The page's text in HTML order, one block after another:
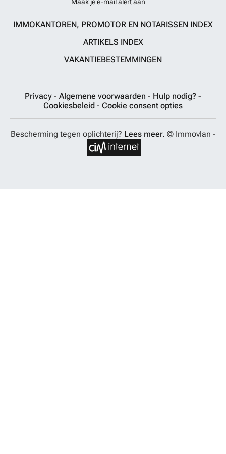
Maak je e-mail alert aan
IMMOKANTOREN, PROMOTOR EN NOTARISSEN INDEX
ARTIKELS INDEX
VAKANTIEBESTEMMINGEN
Privacy - Algemene voorwaarden - Hulp nodig? -
Cookiesbeleid - Cookie consent opties
Bescherming tegen oplichterij? Lees meer. © Immovlan -